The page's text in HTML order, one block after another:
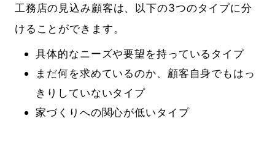
工務店の見込み顧客は、以下の3つのタイプに分
けることができます。
具体的なニーズや要望を持っているタイプ
まだ何を求めているのか、顧客自身でもはっ
きりしていないタイプ
家づくりへの関心が低いタイプ